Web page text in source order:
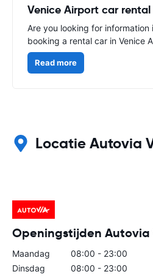
Venice Airport car rental
Are you looking for information
booking a rental car in Venice
Read more
Locatie Autovia
Openingstijden
Maandag
08:00 - 23:00
Dinsdag
08:00 - 23:00